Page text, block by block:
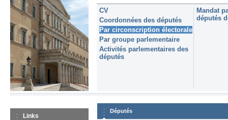
CV
Coordonnées des députés
Par circonscription électorale
Par groupe parlementaire
Activités parlementaires des
députés
Mandat
députés
Links
Députés